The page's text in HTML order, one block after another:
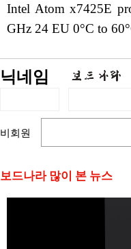
Intel Atom x7425E
GHz 24 EU 0°C to
닉네임
비회원
보드나라 많이 본 뉴스